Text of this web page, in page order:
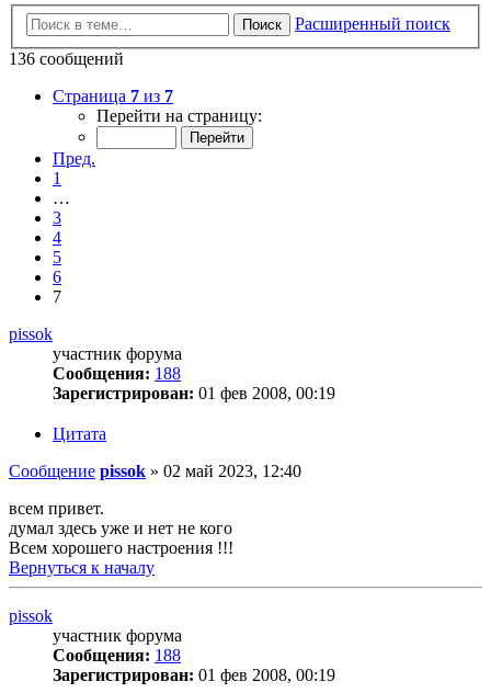
Поиск
Расширенный поиск
136 сообщений
Страница 7 из 7
Перейти на страницу:
Пред.
1
…
3
4
5
6
7
pissok
участник форума
Сообщения: 188
Зарегистрирован: 01 фев 2008, 00:19
Цитата
Сообщение pissok » 02 май 2023, 12:40
всем привет.
думал здесь уже и нет не кого
Всем хорошего настроения !!!
Вернуться к началу
pissok
участник форума
Сообщения: 188
Зарегистрирован: 01 фев 2008, 00:19